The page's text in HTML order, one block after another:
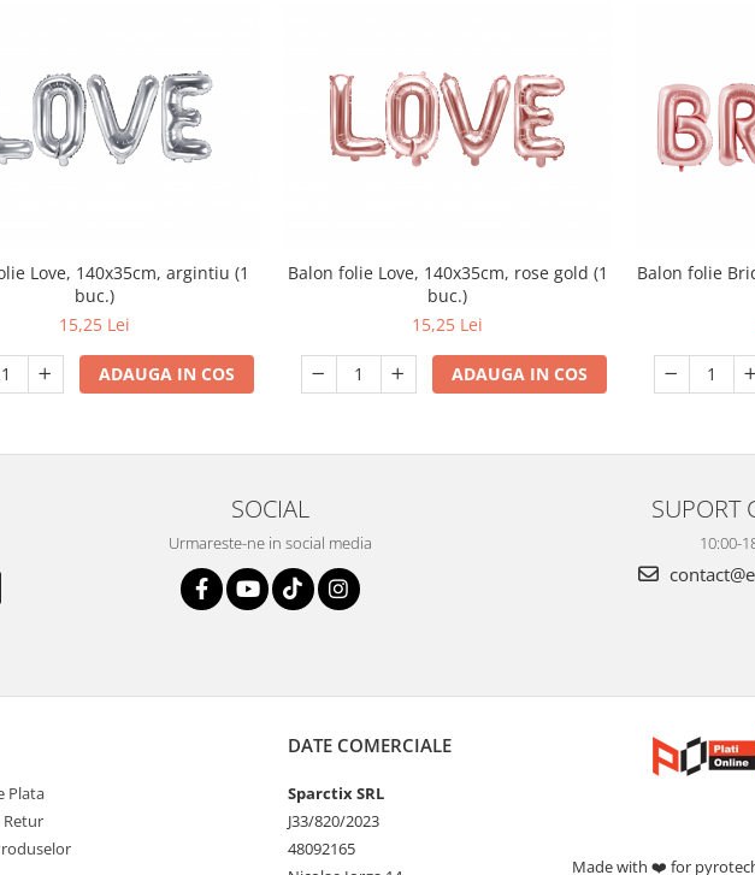
Love, 140x35cm, argintiu (1
buc.)
15,25 Lei
ADAUGA IN COS
Balon folie Love, 140x35cm, rose gold (1
buc.)
15,25 Lei
ADAUGA IN COS
Balon folie
SOCIAL
Urmareste-ne in social media
SUPORT
10:00-
Plata
Retur
DATE COMERCIALE
Sparctix SRL
J33/820/2023
48092165
Made with ❤️ for